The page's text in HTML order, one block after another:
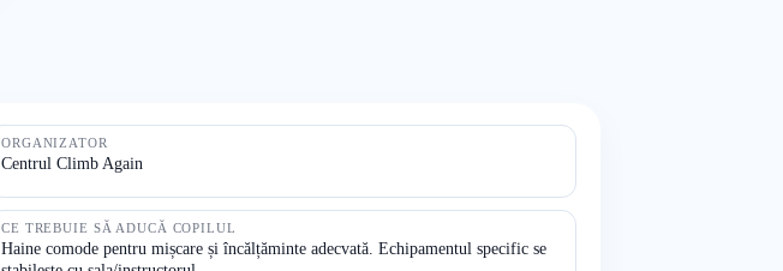
ORGANIZATOR
Centrul Climb Again
CE TREBUIE SĂ ADUCĂ COPILUL
Haine comode pentru mișcare și încălțăminte adecvată. Echipamentul specific se